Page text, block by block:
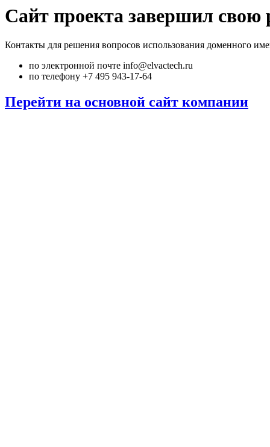
Сайт проекта завершил свою
Контакты для решения вопросов использования доменного
по электронной почте info@elvactech.ru
по телефону +7 495 943-17-64
Перейти на основной сайт компании